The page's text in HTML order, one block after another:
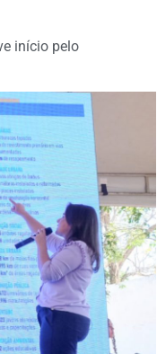
início pelo